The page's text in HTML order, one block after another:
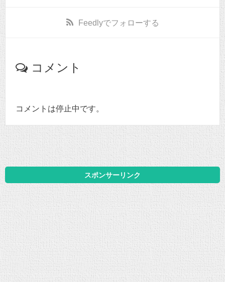
Feedlyでフォローする
コメント
コメントは停止中です。
スポンサーリンク